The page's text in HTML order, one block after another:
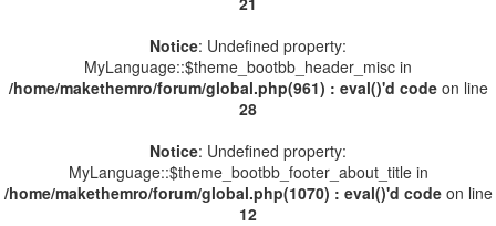
Notice: Undefined property:
MyLanguage::$theme_bootbb_header_misc in
/home/makethemro/forum/global.php(961) : eval()'d codeon line
28
Notice: Undefined property:
MyLanguage::$theme_bootbb_footer_about_title in
/home/makethemro/forum/global.php(1070) : eval()'d codeon line
12